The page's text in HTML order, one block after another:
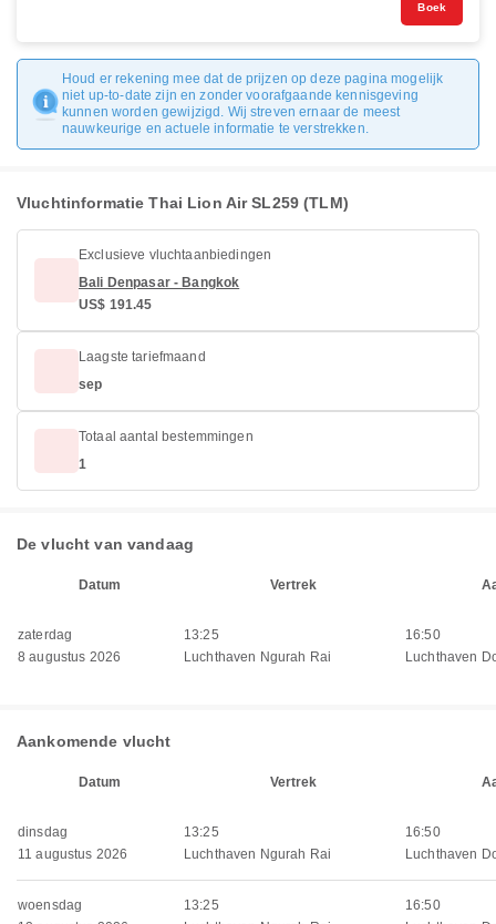
Boek
Houd er rekening mee dat de prijzen op deze pagina mogelijk
niet up-to-date zijn en zonder voorafgaande kennisgeving
kunnen worden gewijzigd. Wij streven ernaar de meest
nauwkeurige en actuele informatie te verstrekken.
Vluchtinformatie Thai Lion Air SL259 (TLM)
Exclusieve vluchtaanbiedingen
Bali Denpasar - Bangkok
US$ 191.45
Laagste tariefmaand
sep
Totaal aantal bestemmingen
1
De vlucht van vandaag
Datum Vertrek
zaterdag
8 augustus 2026
13:25
Luchthaven Ngurah Rai
16:50
Luchthaven
Aankomende vlucht
Datum Vertrek
dinsdag
11 augustus 2026
13:25
Luchthaven Ngurah Rai
16:50
Luchthaven
woensdag
13:25
16:50